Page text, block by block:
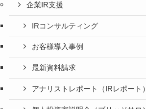
企業IR支援
IRコンサルティング
お客様導入事例
最新資料請求
アナリストレポート（IRレポート